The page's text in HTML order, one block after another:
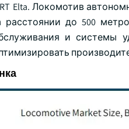
Elta. Локомотив
расстоянии до 500
и системы